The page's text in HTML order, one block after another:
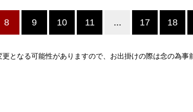
8 9 10 11 ... 17 18
となる可能性がありますので、お出掛けの際は念の為事